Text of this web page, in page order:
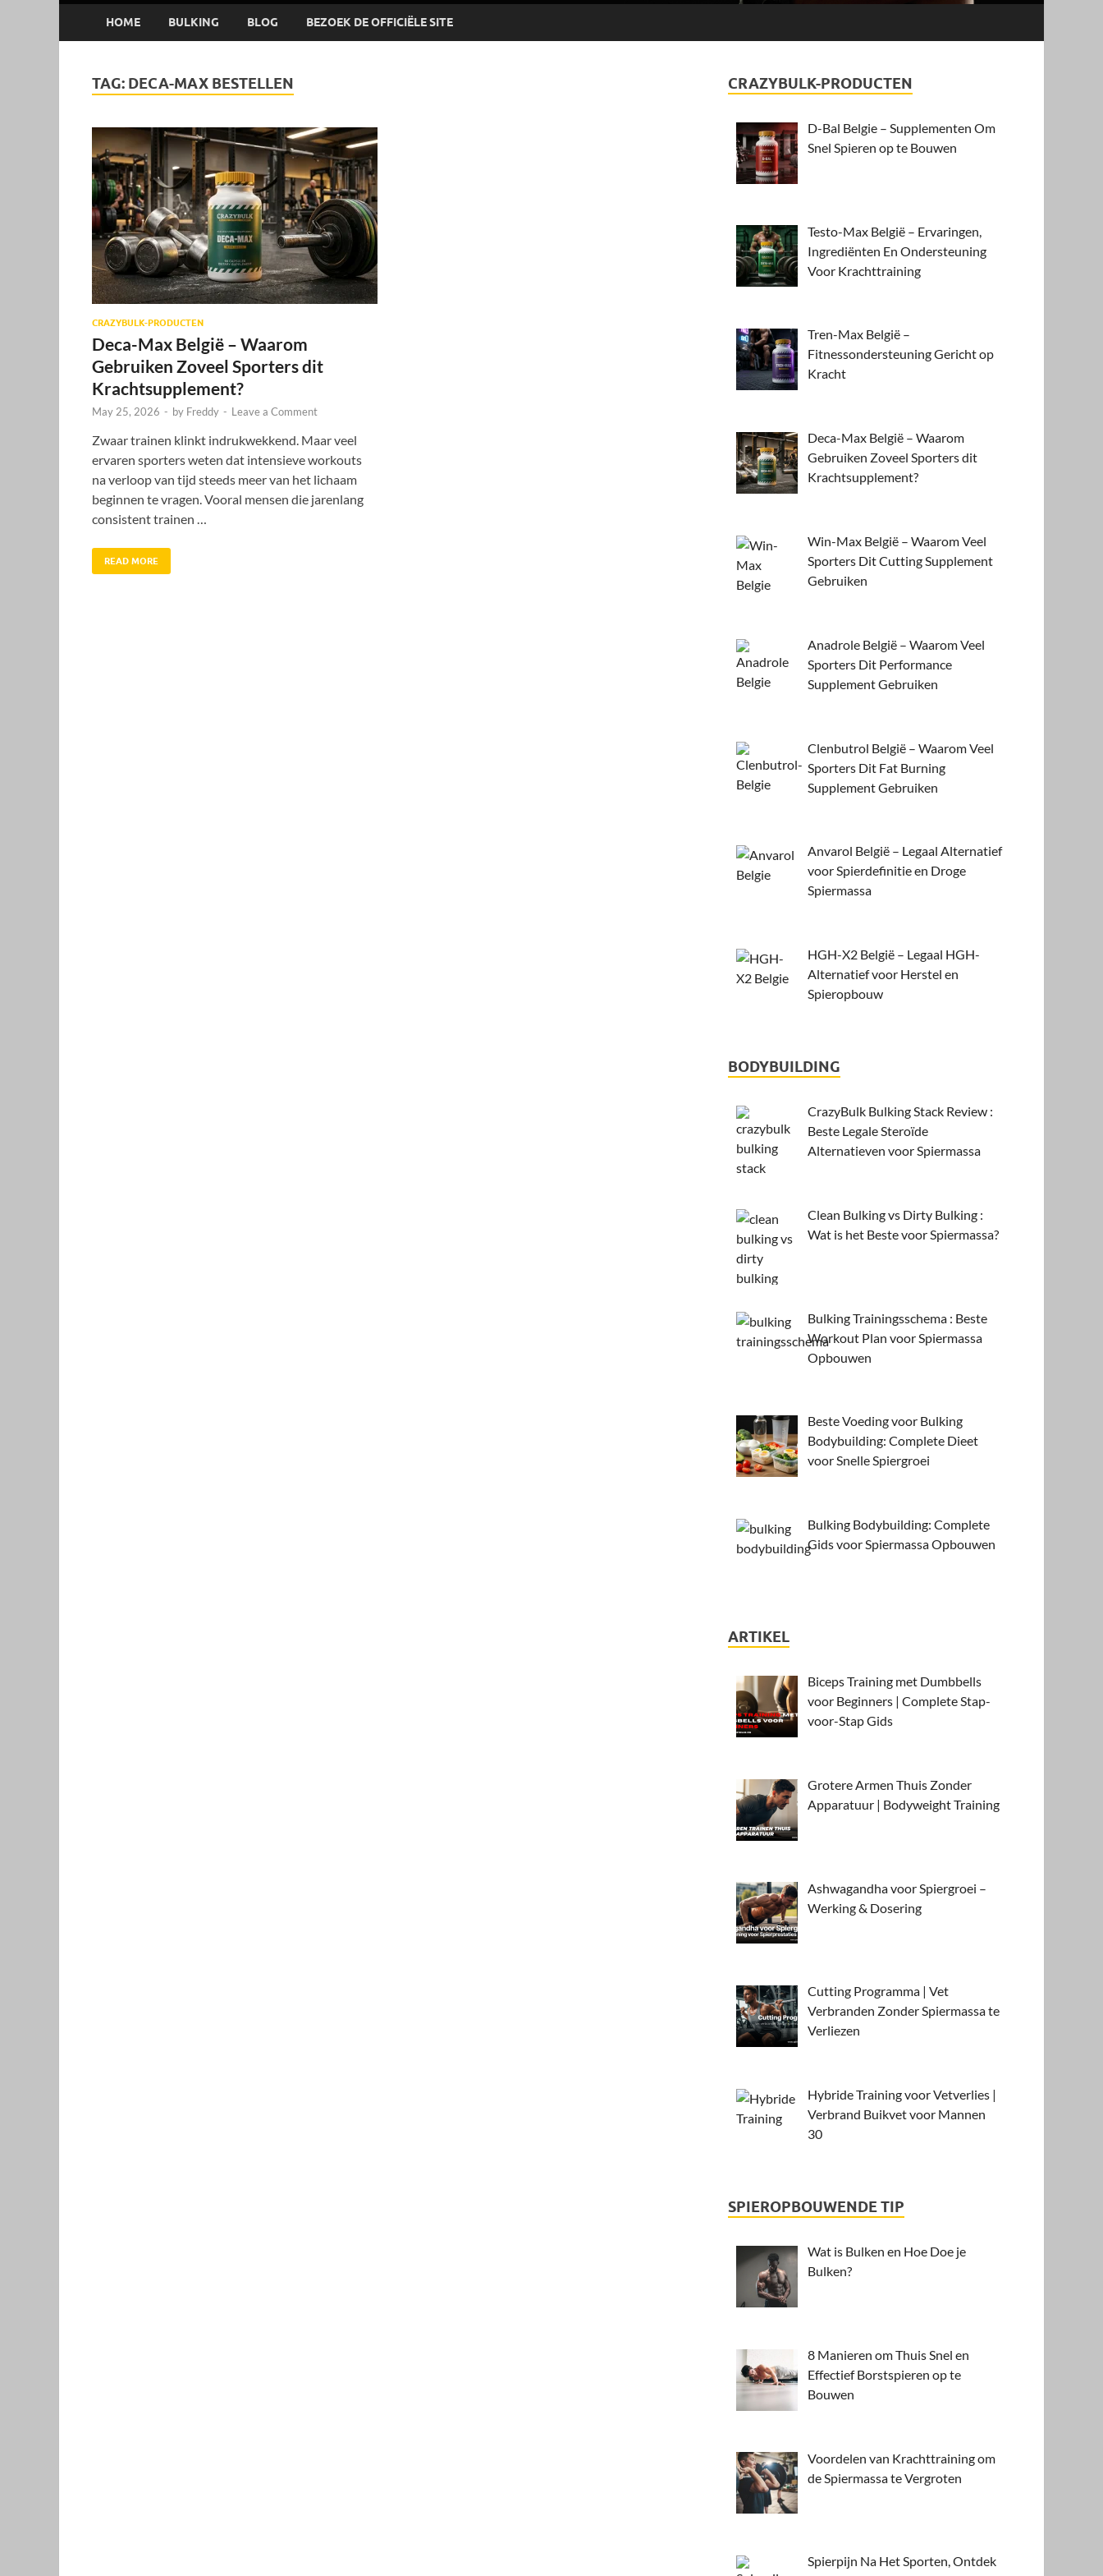
HOME BULKING BLOG BEZOEK DE OFFICIËLE SITE
TAG: DECA-MAX BESTELLEN
CRAZYBULK-PRODUCTEN
Deca-Max België – Waarom
Gebruiken Zoveel Sporters dit
Krachtsupplement?
May 25, 2026 - by Freddy - Leave a Comment
Zwaar trainen klinkt indrukwekkend. Maar veel
ervaren sporters weten dat intensieve workouts
na verloop van tijd steeds meer van het lichaam
beginnen te vragen. Vooral mensen die jarenlang
consistent trainen …
READ MORE
CRAZYBULK-PRODUCTEN
D-Bal Belgie – Supplementen Om
Snel Spieren op te Bouwen
Testo-Max België – Ervaringen,
Ingrediënten En Ondersteuning
Voor Krachttraining
Tren-Max België –
Fitnessondersteuning Gericht op
Kracht
Deca-Max België – Waarom
Gebruiken Zoveel Sporters dit
Krachtsupplement?
Win-Max België – Waarom Veel
Sporters Dit Cutting Supplement
Gebruiken
Anadrole België – Waarom Veel
Sporters Dit Performance
Supplement Gebruiken
Clenbutrol België – Waarom Veel
Sporters Dit Fat Burning
Supplement Gebruiken
Anvarol België – Legaal Alternatief
voor Spierdefinitie en Droge
Spiermassa
HGH-X2 België – Legaal HGH-
Alternatief voor Herstel en
Spieropbouw
BODYBUILDING
CrazyBulk Bulking Stack Review :
Beste Legale Steroïde
Alternatieven voor Spiermassa
Clean Bulking vs Dirty Bulking :
Wat is het Beste voor Spiermassa?
Bulking Trainingsschema : Beste
Workout Plan voor Spiermassa
Opbouwen
Beste Voeding voor Bulking
Bodybuilding: Complete Dieet
voor Snelle Spiergroei
Bulking Bodybuilding: Complete
Gids voor Spiermassa Opbouwen
ARTIKEL
Biceps Training met Dumbbells
voor Beginners | Complete Stap-
voor-Stap Gids
Grotere Armen Thuis Zonder
Apparatuur | Bodyweight Training
Ashwagandha voor Spiergroei –
Werking & Dosering
Cutting Programma | Vet
Verbranden Zonder Spiermassa te
Verliezen
Hybride Training voor Vetverlies |
Verbrand Buikvet voor Mannen
30
SPIEROPBOUWENDE TIP
Wat is Bulken en Hoe Doe je
Bulken?
8 Manieren om Thuis Snel en
Effectief Borstspieren op te
Bouwen
Voordelen van Krachttraining om
de Spiermassa te Vergroten
Spierpijn Na Het Sporten, Ontdek